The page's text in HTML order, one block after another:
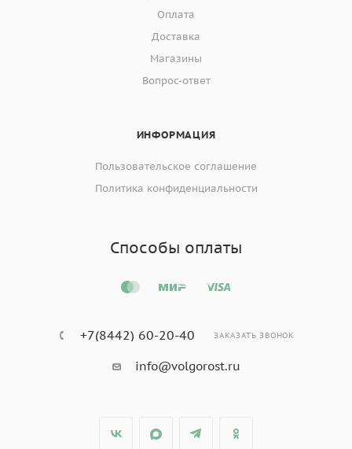
Оплата
Доставка
Магазины
Вопрос-ответ
ИНФОРМАЦИЯ
Пользовательское соглашение
Политика конфиденциальности
Способы оплаты
+7(8442) 60-20-40 ЗАКАЗАТЬ ЗВОНОК
info@volgorost.ru